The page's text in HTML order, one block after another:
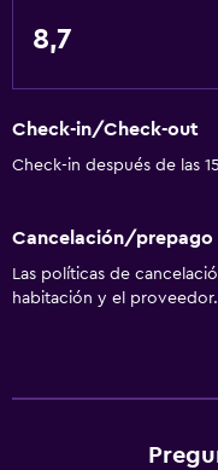
Traslado aeropuerto
Áreas designadas para
Lavandería
Servicios de
8,7
Check-in/Check-out
Check-in después de las
Cancelación/prepago
Las políticas de
habitación y el proveedor.